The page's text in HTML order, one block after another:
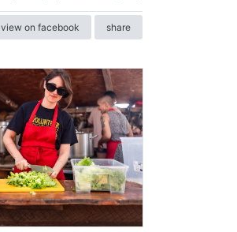
view on facebook share